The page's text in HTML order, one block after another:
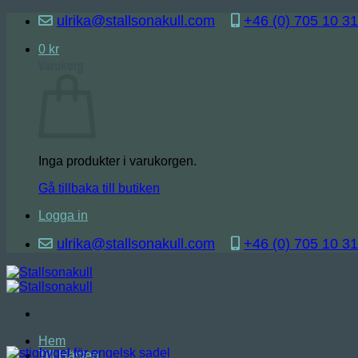
Skip
content
ulrika@stallsonakull.com +46 (0) 705 10
0 kr
Inga produkter i varukorgen.
Gå tillbaka till butiken
Logga in
ulrika@stallsonakull.com +46 (0) 705 10
Hem
Till Hästen